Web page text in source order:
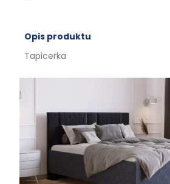
Opis produktu
Tapicerka